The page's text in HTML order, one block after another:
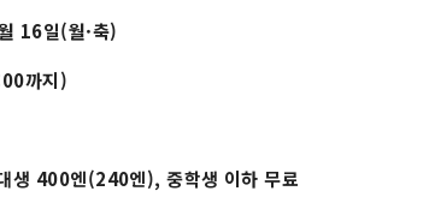
16일(월·축)
까지)
400엔(240엔), 중학생 이하 무료